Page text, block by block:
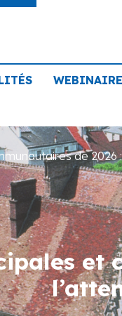
de
et